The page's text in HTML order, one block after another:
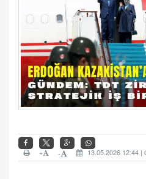
13.05.2026 12:44 |
-
+